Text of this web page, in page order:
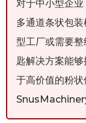
对于中小型企
多通道条状包
型工厂或需要
匙解决方案能
于高价值的粉